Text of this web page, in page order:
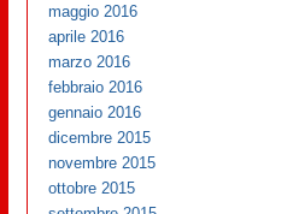
maggio 2016
aprile 2016
marzo 2016
febbraio 2016
gennaio 2016
dicembre 2015
novembre 2015
ottobre 2015